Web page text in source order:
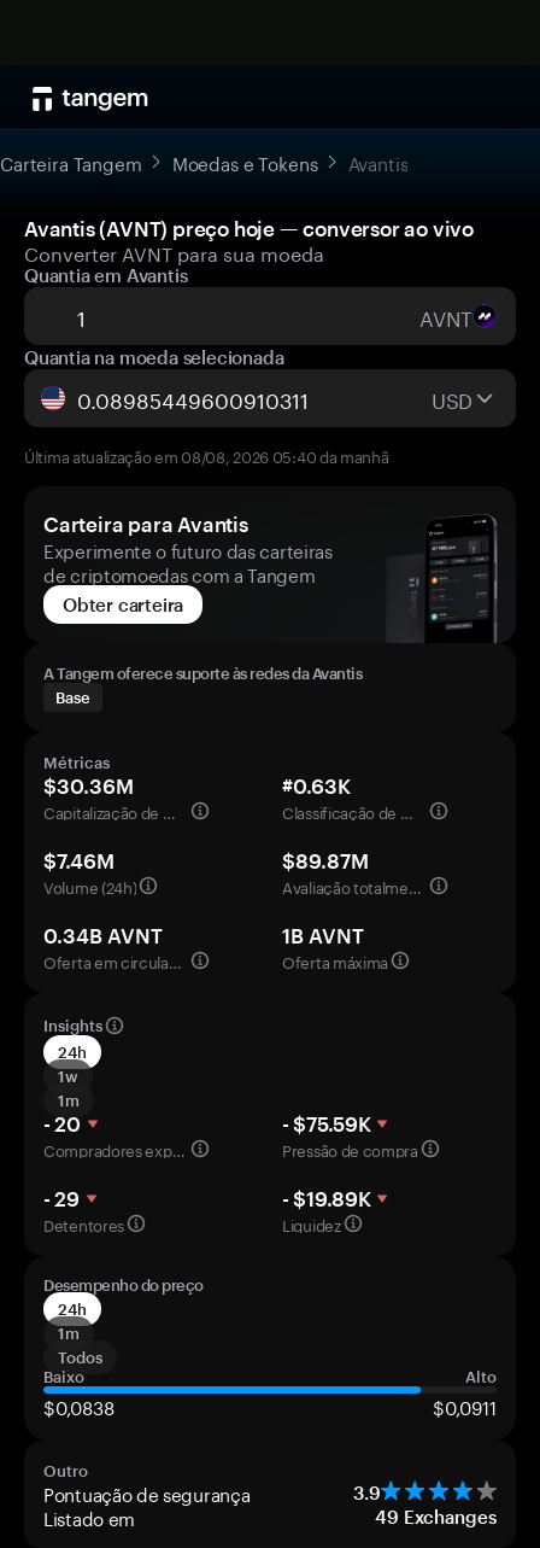
Carteira Tangem Moedas e Tokens Avantis
Avantis (AVNT) preço hoje — conversor ao vivo
Converter AVNT para sua moeda
Quantia em Avantis
AVNT
Quantia na moeda selecionada
USD
Última atualização em 08/08, 2026 05:40 da manhã
Carteira para Avantis
Experimente o futuro das carteiras
de criptomoedas com a Tangem
Obter carteira
A Tangem oferece suporte às redes da Avantis
Base
Métricas
$30.36M
Capitalização de mercado
#0.63K
Classificação de mercado
$7.46M
Volume (24h)
$89.87M
Avaliação totalmente diluída
0.34B AVNT
Oferta em circulação
1B AVNT
Oferta máxima
Insights
24h
1w
1m
- 20
Compradores experientes
- $75.59K
Pressão de compra
- 29
Detentores
- $19.89K
Liquidez
Desempenho do preço
24h
1m
Todos
Baixo
Alto
$0,0838 $0,0911
Outro
Pontuação de segurança 3.9
Listado em 49 Exchanges